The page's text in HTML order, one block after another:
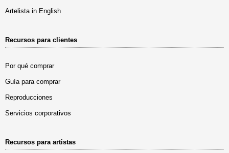
Artelista in English
Recursos para clientes
Por qué comprar
Guía para comprar
Reproducciones
Servicios corporativos
Recursos para artistas